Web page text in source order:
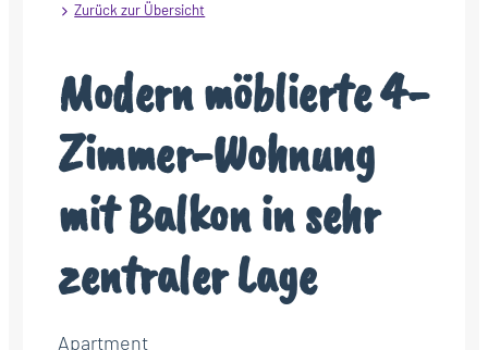
Zurück zur Übersicht
Modern möblierte 4-
Zimmer-Wohnung
mit Balkon in sehr
zentraler Lage
Apartment